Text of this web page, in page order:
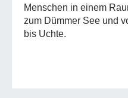
Menschen in einem
zum Dümmer See und
bis Uchte.